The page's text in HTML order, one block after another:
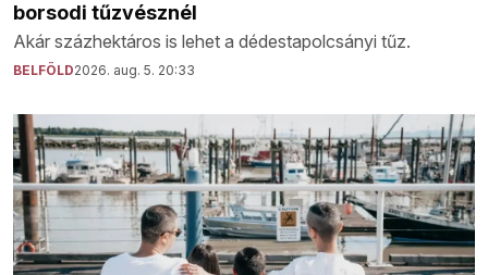
borsodi tűzvésznél
Akár százhektáros is lehet a dédestapolcsányi tűz.
BELFÖLD2026. aug. 5. 20:33